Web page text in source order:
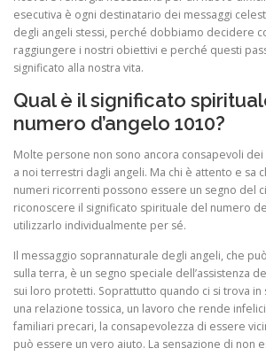
esecutiva è ogni destinatario dei messaggi
degli angeli stessi, perché dobbiamo decidere
raggiungere i nostri obiettivi e perché questi
significato alla nostra vita.
Qual è il significato
numero d’angelo 1010?
Molte persone non sono ancora consapevoli dei
a noi terrestri dagli angeli. Ma chi è attento e sa
numeri ricorrenti possono essere un segno del
riconoscere il significato spirituale del numero
utilizzarlo individualmente per sé.
Il messaggio soprannaturale degli angeli, che
sulla terra, è un segno speciale dell’assistenza
sui loro protetti. Soprattutto quando ci si trova in
una relazione tossica, un lavoro che rende
familiari precari, la consapevolezza di essere
può essere un vero aiuto. La sensazione di non